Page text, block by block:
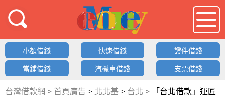
借錢LOGO
小額借錢 快速借錢 證件借錢
當鋪借錢 汽機車借錢 支票借錢
台灣借款網 > 首頁廣告 > 北北基 > 台北 >
「台北借款」運匠